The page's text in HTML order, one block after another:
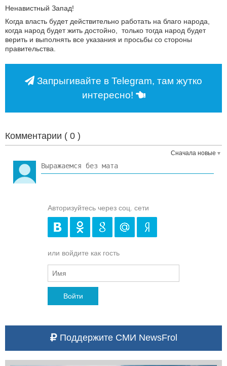
Ненавистный Запад!
Когда власть будет действительно работать на благо народа,
когда народ будет жить достойно, только тогда народ будет
верить и выполнять все указания и просьбы со стороны
правительства.
Запрыгивайте в Telegram, там жутко
интересно!
Комментарии ( 0 )
Сначала новые
Авторизуйтесь через соц. сети
или войдите как гость
Войти
Поддержите СМИ NewsFrol